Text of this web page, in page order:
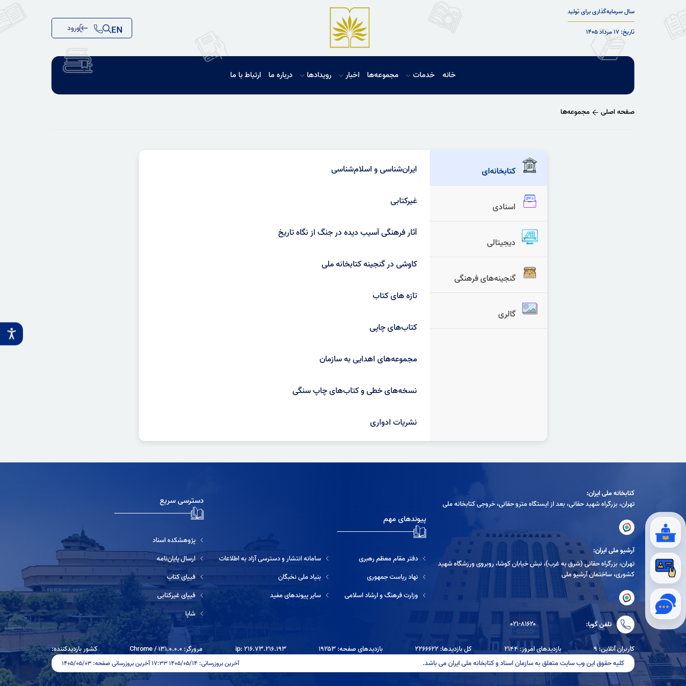
سال سرمایه‌گذاری برای تولید
تاریخ: ۱۷ مرداد ۱۴۰۵ EN ورود
خانه خدمات مجموعه‌ها اخبار رویدادها درباره ما ارتباط با ما
صفحه اصلی مجموعه‌ها
کتابخانه‌ای
اسنادی
دیجیتالی
گنجینه‌های فرهنگی
گالری
ایران‌شناسی و اسلام‌شناسی
غیرکتابی
آثار فرهنگی آسیب دیده در جنگ از نگاه تاریخ
کاوشی در گنجینه کتابخانه ملی
تازه های کتاب
کتاب‌های چاپی
مجموعه‌های اهدایی به سازمان
نسخه‌های خطی و کتاب‌های چاپ سنگی
نشریات ادواری
نمایشگاه‌های مجازی
کتابخانه ملی ایران:
تهران، بزرگراه شهيد حقانی، بعد از ايستگاه مترو حقانی، خروجی كتابخانه ملی
آرشیو ملی ایران:
تهران، بزرگراه حقانی (شرق به غرب)، نبش خیابان کوشا، روبروی ورزشگاه شهید
کشوری، ساختمان آرشیو ملی
تلفن گویا: ۰۲۱-۸۱۶۲۰
پیوندهای مهم
دسترسی سریع
کاربران آنلاین: ۹ بازدیدهای امروز: ۲۱۴۴ کل بازدیدها: ۲۲۶۶۶۲۲ بازدیدهای صفحه: ۱۹۲۵۳ ip: ۲۱۶.۷۳.۲۱۶.۱۹۳ مرورگر: Chrome/131.0.0.0
کشور بازدیدکننده:
کلیه حقوق این وب سایت متعلق به سازمان اسناد و کتابخانه ملی ایران می باشد.
آخرین بروزرسانی: ۱۴۰۵/۰۵/۱۴ ۱۷:۳۳ آخرین بروزرسانی صفحه: ۱۴۰۵/۰۵/۰۳